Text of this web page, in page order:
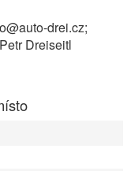
drei.cz;
Dreiseitl